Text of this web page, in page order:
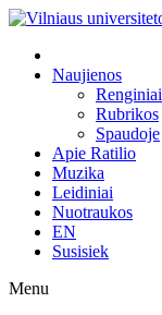
Naujienos
Renginiai
Rubrikos
Spaudoje
Apie Ratilio
Muzika
Leidiniai
Nuotraukos
EN
Susisiek
Menu